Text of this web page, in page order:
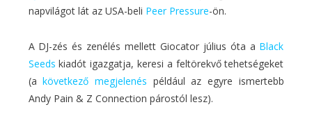
napvilágot lát az USA-beli Peer Pressure-ön.
A DJ-zés és zenélés mellett Giocator július óta a Black
Seeds kiadót igazgatja, keresi a feltörekvő tehetségeket
(akövetkező megjelenés például az egyre ismertebb
Andy Pain & Z Connection párostól lesz).